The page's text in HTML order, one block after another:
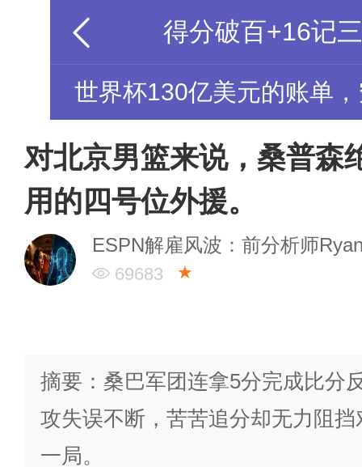
世界杯130亿美元的账单
对北京男篮来说，桑普森
用的四号位外援。
ESPN解雇风波：前分析师
69683 ★
摘要：桑巴军团连拿5分完成比分
攻失误不断，苦苦追分却无力阻
一局。